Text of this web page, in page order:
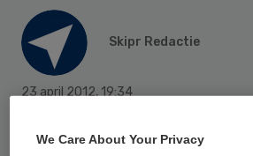
Skipr Redactie
23 april 2012,19:34
We Care About Your Privacy